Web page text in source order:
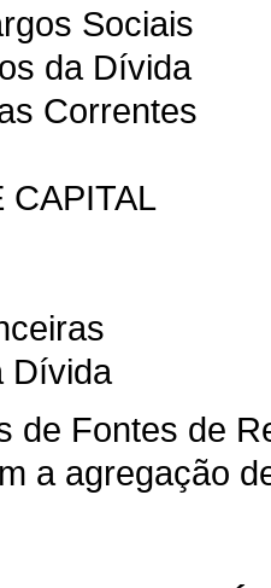
Sociais
da Dívida
Correntes
CAPITAL
Dívida
de Fontes de
a agregação